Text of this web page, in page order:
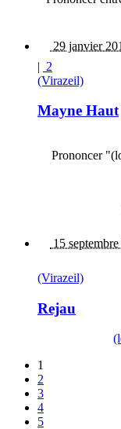
29 janvier
| 2
(Virazeil)
Mayne Haut
Prononcer
15
(Virazeil)
Rejau
1
2
3
4
5